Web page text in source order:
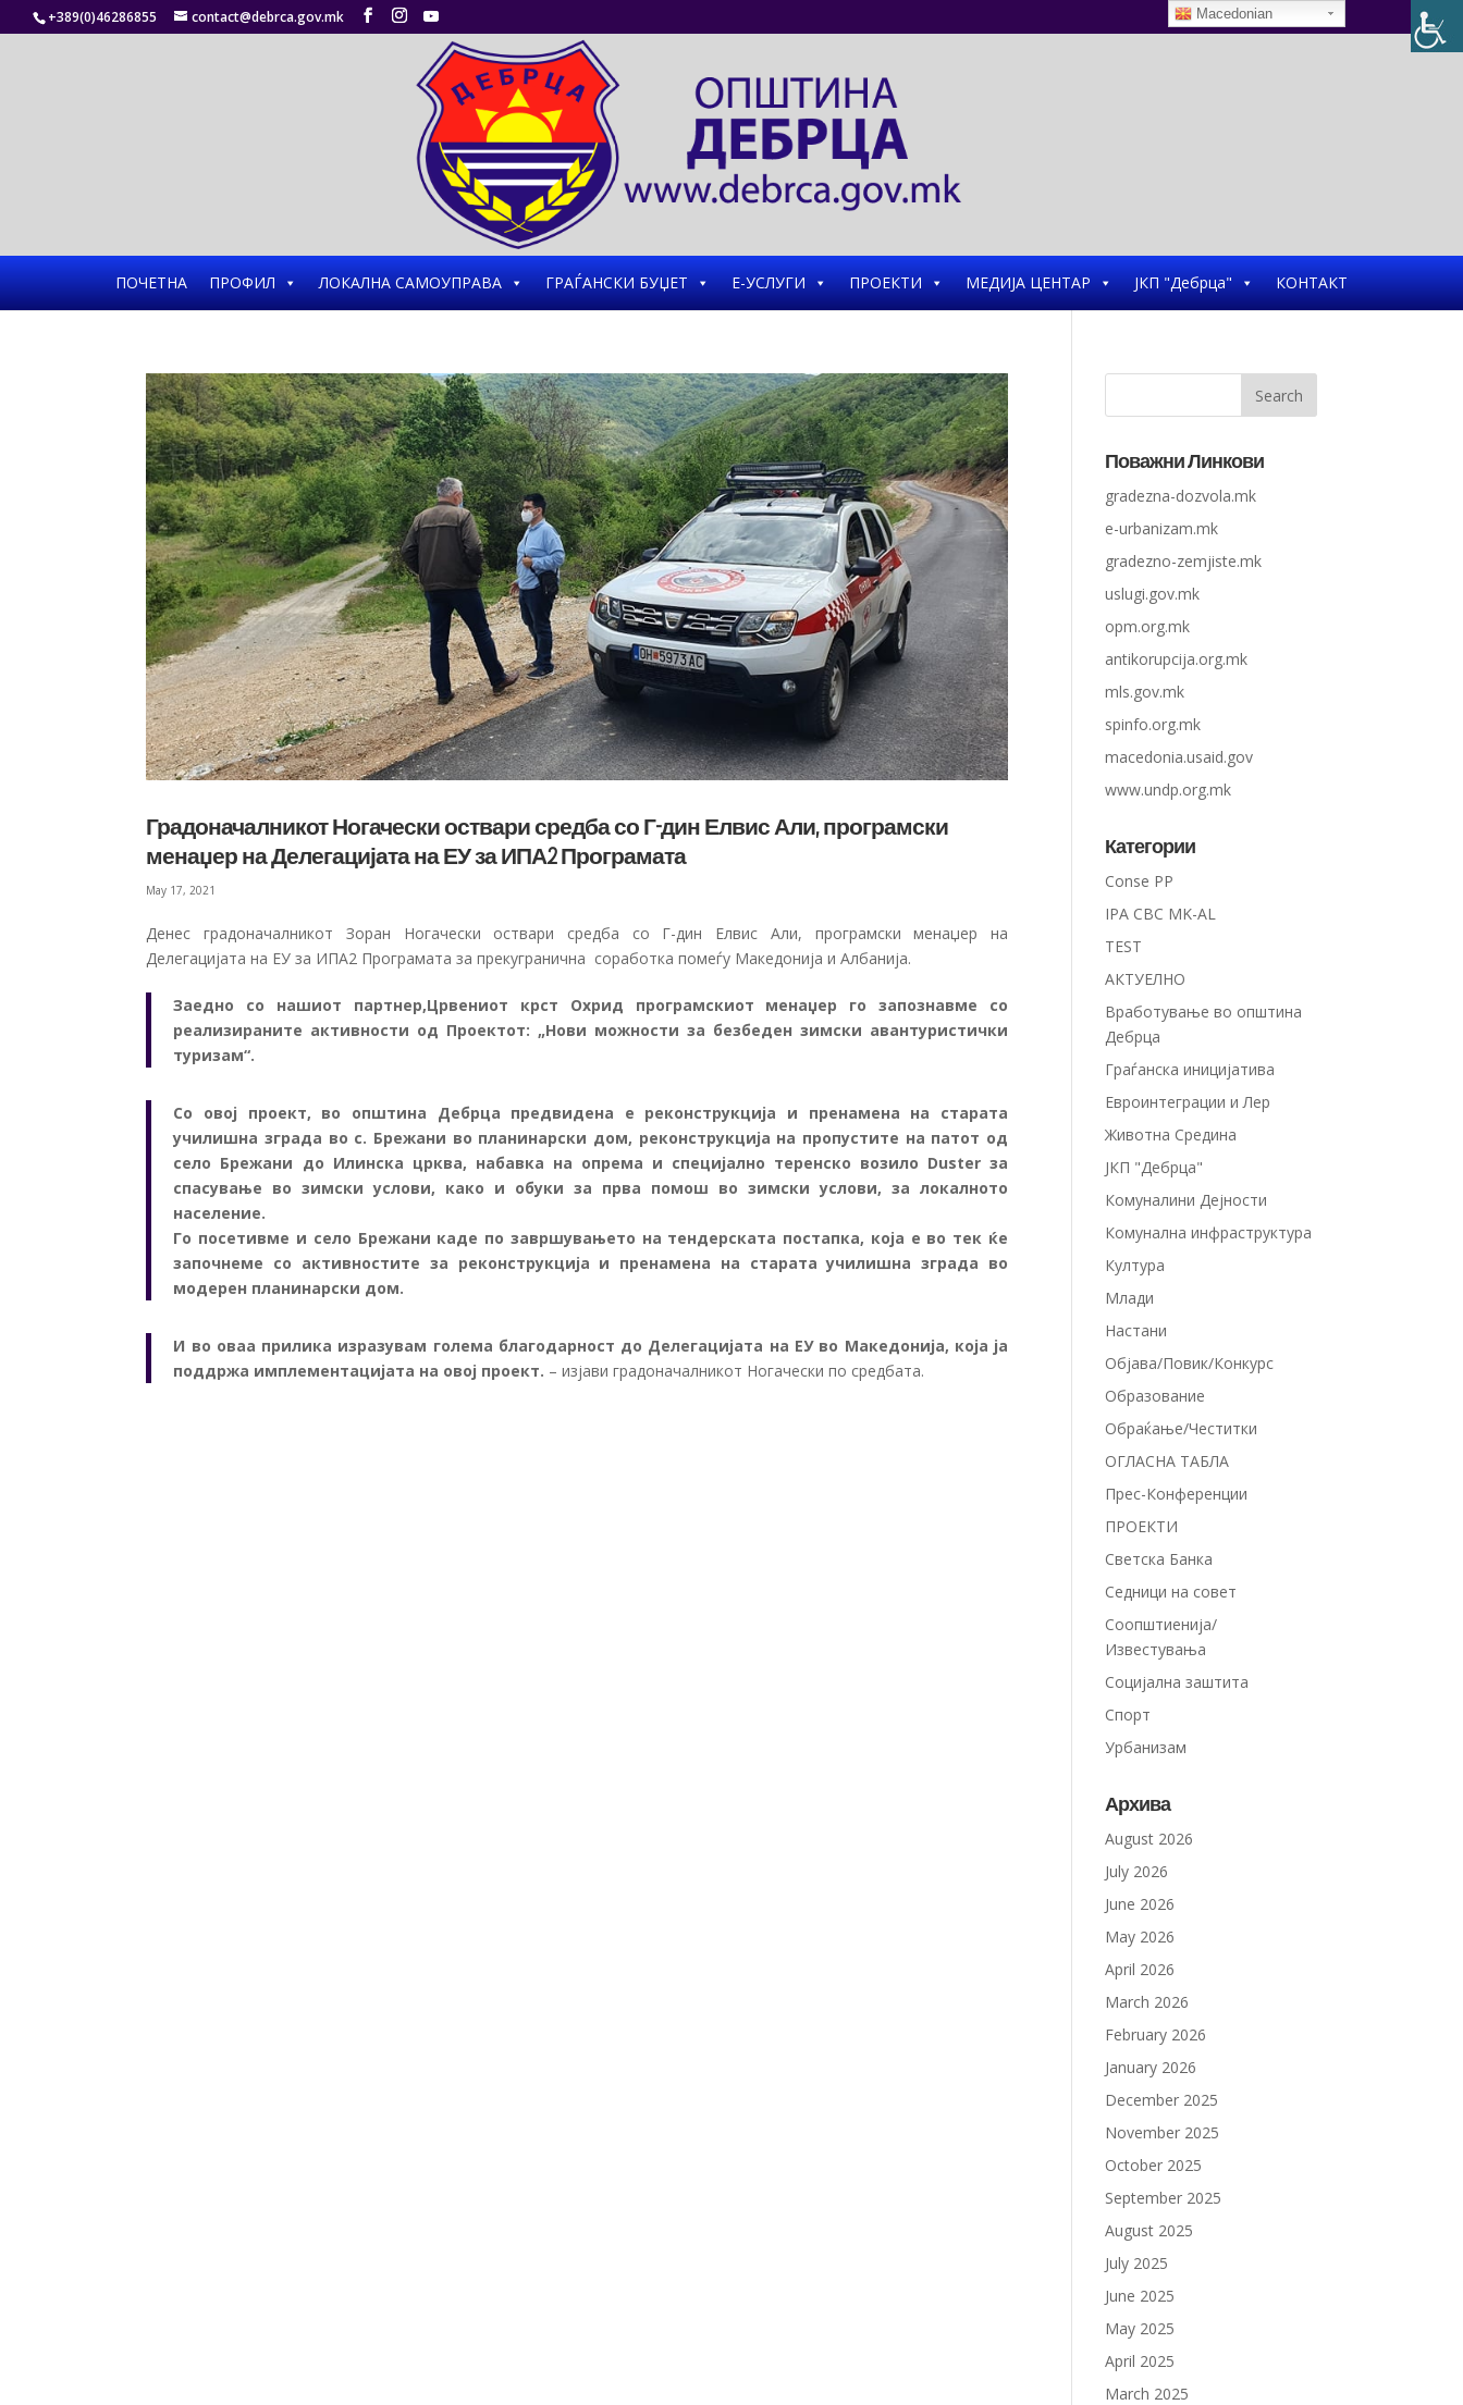
+389(0)46286855 contact@debrca.gov.mk
ПОЧЕТНА ПРОФИЛ ЛОКАЛНА САМОУПРАВА ГРАЃАНСКИ БУЏЕТ Е-УСЛУГИ ПРОЕКТИ МЕДИЈА ЦЕНТАР ЈКП "Дебрца" КОНТАКТ
Градоначалникот Ногачески оствари средба со Г-дин Елвис Али, програмски
менаџер на Делегацијата на ЕУ за ИПА2 Програмата
May 17, 2021
Денес градоначалникот Зоран Ногачески оствари средба со Г-дин Елвис Али, програмски менаџер на
Делегацијата на ЕУ за ИПА2 Програмата за прекугранична соработка помеѓу Македонија и Албанија.
Заедно со нашиот партнер,Црвениот крст Охрид програмскиот менаџер го запознавме со
реализираните активности од Проектот: „Нови можности за безбеден зимски авантуристички
туризам“.
Со овој проект, во општина Дебрца предвидена е реконструкција и пренамена на старата
училишна зграда во с. Брежани во планинарски дом, реконструкција на пропустите на патот од
село Брежани до Илинска црква, набавка на опрема и специјално теренско возило Duster за
спасување во зимски услови, како и обуки за прва помош во зимски услови, за локалното
население.
Го посетивме и село Брежани каде по завршувањето на тендерската постапка, која е во тек ќе
започнеме со активностите за реконструкција и пренамена на старата училишна зграда во
модерен планинарски дом.
И во оваа прилика изразувам голема благодарност до Делегацијата на ЕУ во Македонија, која ја
поддржа имплементацијата на овој проект. – изјави градоначалникот Ногачески по средбата.
Поважни Линкови
gradezna-dozvola.mk
e-urbanizam.mk
gradezno-zemjiste.mk
uslugi.gov.mk
opm.org.mk
antikorupcija.org.mk
mls.gov.mk
spinfo.org.mk
macedonia.usaid.gov
www.undp.org.mk
Категории
Conse PP
IPA CBC MK-AL
TEST
АКТУЕЛНО
Вработување во општина
Дебрца
Граѓанска иницијатива
Евроинтеграции и Лер
Животна Средина
ЈКП "Дебрца"
Комуналини Дејности
Комунална инфраструктура
Култура
Млади
Настани
Објава/Повик/Конкурс
Образование
Обраќање/Честитки
ОГЛАСНА ТАБЛА
Прес-Конференции
ПРОЕКТИ
Светска Банка
Седници на совет
Соопштиенија/
Известувања
Социјална заштита
Спорт
Урбанизам
Архива
August 2026
July 2026
June 2026
May 2026
April 2026
March 2026
February 2026
January 2026
December 2025
November 2025
October 2025
September 2025
August 2025
July 2025
June 2025
May 2025
April 2025
March 2025
Macedonian